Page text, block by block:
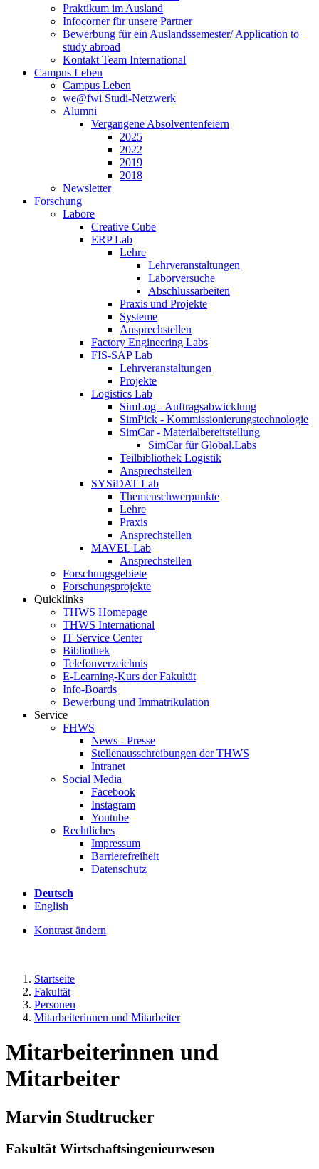
Praktikum im Ausland
Infocorner für unsere Partner
Bewerbung für ein Auslandssemester/ Application to
study abroad
Kontakt Team International
Campus Leben
Campus Leben
we@fwi Studi-Netzwerk
Alumni
Vergangene Absolventenfeiern
2025
2022
2019
2018
Newsletter
Forschung
Labore
Creative Cube
ERP Lab
Lehre
Lehrveranstaltungen
Laborversuche
Abschlussarbeiten
Praxis und Projekte
Systeme
Ansprechstellen
Factory Engineering Labs
FIS-SAP Lab
Lehrveranstaltungen
Projekte
Logistics Lab
SimLog - Auftragsabwicklung
SimPick - Kommissionierungstechnologie
SimCar - Materialbereitstellung
SimCar für Global.Labs
Teilbibliothek Logistik
Ansprechstellen
SYSiDAT Lab
Themenschwerpunkte
Lehre
Praxis
Ansprechstellen
MAVEL Lab
Ansprechstellen
Forschungsgebiete
Forschungsprojekte
Quicklinks
THWS Homepage
THWS International
IT Service Center
Bibliothek
Telefonverzeichnis
E-Learning-Kurs der Fakultät
Info-Boards
Bewerbung und Immatrikulation
Service
FHWS
News - Presse
Stellenausschreibungen der THWS
Intranet
Social Media
Facebook
Instagram
Youtube
Rechtliches
Impressum
Barrierefreiheit
Datenschutz
Deutsch
English
Kontrast ändern
Startseite
Fakultät
Personen
Mitarbeiterinnen und Mitarbeiter
Mitarbeiterinnen und
Mitarbeiter
Marvin Studtrucker
Fakultät Wirtschaftsingenieurwesen